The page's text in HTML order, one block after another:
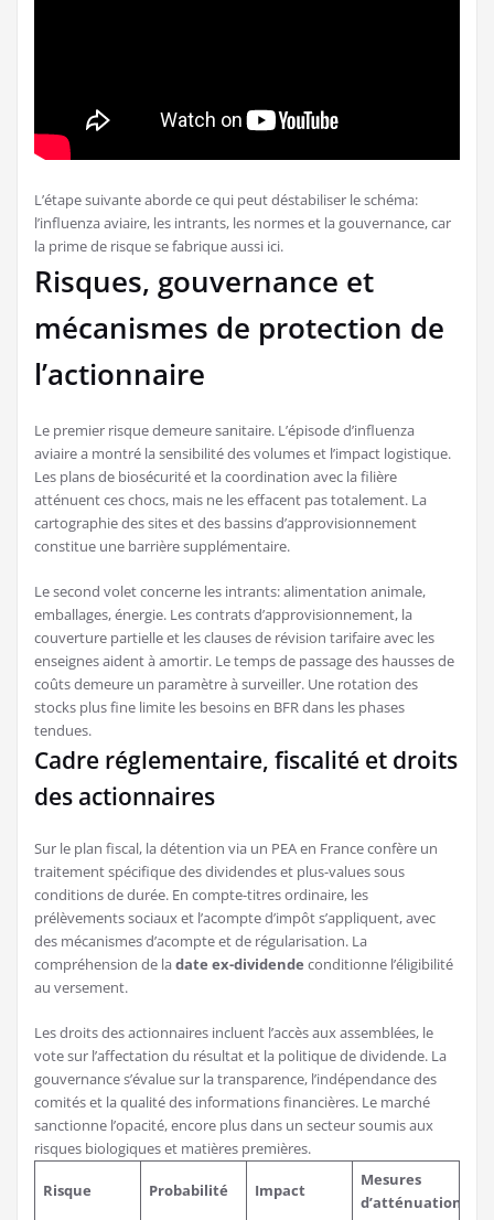
L’étape suivante aborde ce qui peut déstabiliser le schéma:
l’influenza aviaire, les intrants, les normes et la gouvernance, car
la prime de risque se fabrique aussi ici.
Risques, gouvernance et
mécanismes de protection de
l’actionnaire
Le premier risque demeure sanitaire. L’épisode d’influenza
aviaire a montré la sensibilité des volumes et l’impact logistique.
Les plans de biosécurité et la coordination avec la filière
atténuent ces chocs, mais ne les effacent pas totalement. La
cartographie des sites et des bassins d’approvisionnement
constitue une barrière supplémentaire.
Le second volet concerne les intrants: alimentation animale,
emballages, énergie. Les contrats d’approvisionnement, la
couverture partielle et les clauses de révision tarifaire avec les
enseignes aident à amortir. Le temps de passage des hausses de
coûts demeure un paramètre à surveiller. Une rotation des
stocks plus fine limite les besoins en BFR dans les phases
tendues.
Cadre réglementaire, fiscalité et droits
des actionnaires
Sur le plan fiscal, la détention via un PEA en France confère un
traitement spécifique des dividendes et plus-values sous
conditions de durée. En compte-titres ordinaire, les
prélèvements sociaux et l’acompte d’impôt s’appliquent, avec
des mécanismes d’acompte et de régularisation. La
compréhension de ladate ex-dividende conditionne l’éligibilité
au versement.
Les droits des actionnaires incluent l’accès aux assemblées, le
vote sur l’affectation du résultat et la politique de dividende. La
gouvernance s’évalue sur la transparence, l’indépendance des
comités et la qualité des informations financières. Le marché
sanctionne l’opacité, encore plus dans un secteur soumis aux
risques biologiques et matières premières.
Risque Probabilité Impact
Mesures
d’atténuation